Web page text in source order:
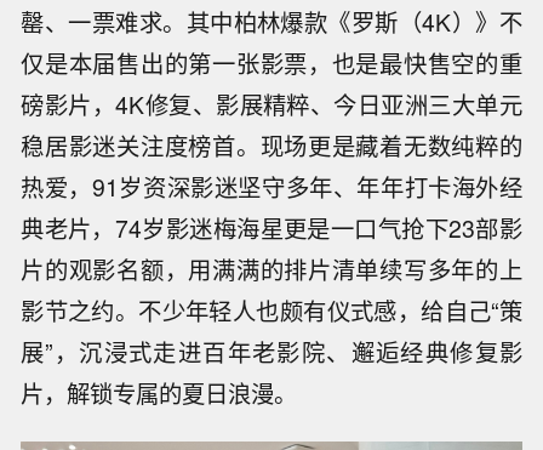
罄、一票难求。其中柏林爆款《罗斯（4K）》不
仅是本届售出的第一张影票，也是最快售空的重
磅影片，4K修复、影展精粹、今日亚洲三大单元
稳居影迷关注度榜首。现场更是藏着无数纯粹的
热爱，91岁资深影迷坚守多年、年年打卡海外经
典老片，74岁影迷梅海星更是一口气抢下23部影
片的观影名额，用满满的排片清单续写多年的上
影节之约。不少年轻人也颇有仪式感，给自己“策
展”，沉浸式走进百年老影院、邂逅经典修复影
片，解锁专属的夏日浪漫。